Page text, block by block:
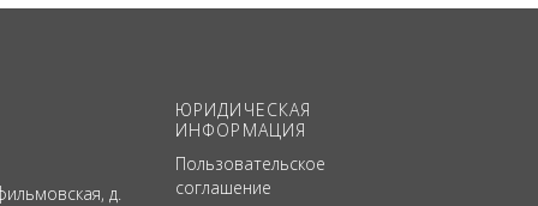
д.
ЮРИДИЧЕСКАЯ
ИНФОРМАЦИЯ
Пользовательское
соглашение